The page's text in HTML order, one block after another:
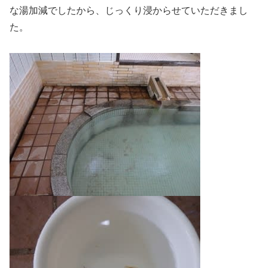
な湯加減でしたから、じっくり浸からせていただきまし
た。